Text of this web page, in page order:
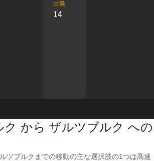
出発
14
ク から ザルツブルク への
ツブルクまでの移動の主な選択肢の1つは高速